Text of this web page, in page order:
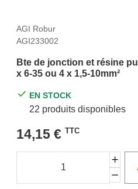
AGI Robur
AGI233002
Bte de jonction et résine
x 6-35 ou 4 x 1,5-10mm²
EN STOCK
22 produits disponibles
14,15 € TTC